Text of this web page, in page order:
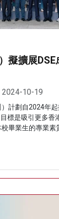
擬擴展
2024-10-19
計劃自2024年
目標是吸引更多
畢業生的專業素